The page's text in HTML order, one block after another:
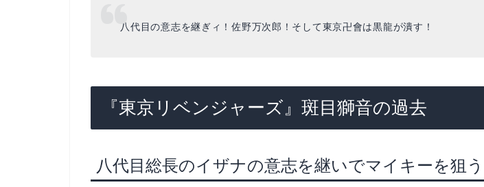
八代目の意志を継ぎィ！佐野万次郎！そして東京卍會は黒龍が潰す！
『東京リベンジャーズ』斑目獅音の過去
八代目総長のイザナの意志を継いでマイキーを狙う